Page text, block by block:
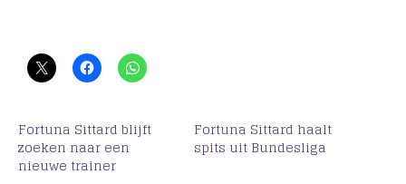
Fortuna Sittard blijft
zoeken naar een
nieuwe trainer
Fortuna Sittard haalt
spits uit Bundesliga